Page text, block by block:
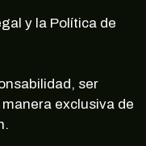
y la Política de
ser
exclusiva de